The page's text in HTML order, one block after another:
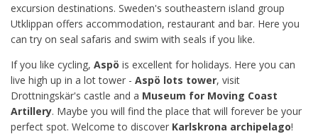
excursion destinations. Sweden's southeastern island group
Utklippan offers accommodation, restaurant and bar. Here you
can try on seal safaris and swim with seals if you like.
If you like cycling, Aspö is excellent for holidays. Here you can
live high up in a lot tower - Aspö lots tower, visit
Drottningskär's castle and a Museum for Moving Coast
Artillery. Maybe you will find the place that will forever be your
perfect spot. Welcome to discover Karlskrona archipelago!